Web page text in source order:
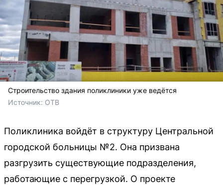
Строительство здания поликлиники уже ведётся
Источник: ОТВ
Поликлиника войдёт в структуру Центральной
городской больницы №2. Она призвана
разгрузить существующие подразделения,
работающие с перегрузкой. О проекте